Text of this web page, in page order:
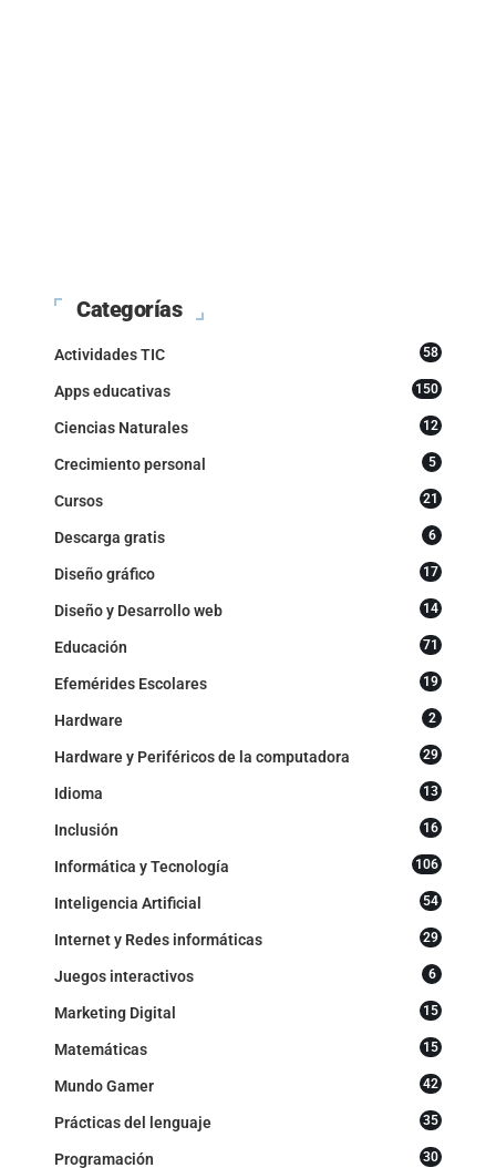
Categorías
Actividades TIC 58
Apps educativas 150
Ciencias Naturales 12
Crecimiento personal 5
Cursos 21
Descarga gratis 6
Diseño gráfico 17
Diseño y Desarrollo web 14
Educación 71
Efemérides Escolares 19
Hardware 2
Hardware y Periféricos de la computadora 29
Idioma 13
Inclusión 16
Informática y Tecnología 106
Inteligencia Artificial 54
Internet y Redes informáticas 29
Juegos interactivos 6
Marketing Digital 15
Matemáticas 15
Mundo Gamer 42
Prácticas del lenguaje 35
Programación 30